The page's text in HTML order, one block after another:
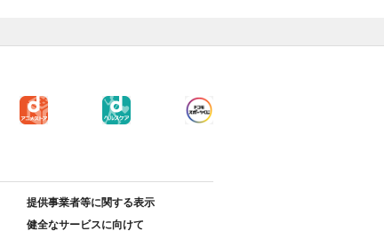
提供事業者等に関する表示
健全なサービスに向けて